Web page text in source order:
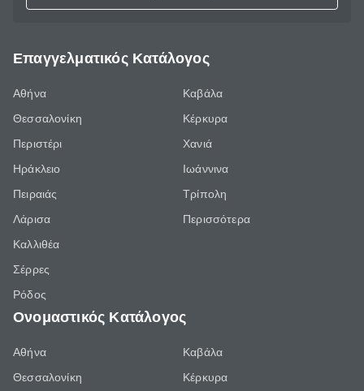
Επαγγελματικός Κατάλογος
Αθήνα
Θεσσαλονίκη
Περιστέρι
Ηράκλειο
Πειραιάς
Λάρισα
Καλλιθέα
Σέρρες
Ρόδος
Καβάλα
Κέρκυρα
Χανιά
Ιωάννινα
Τρίπολη
Περισσότερα
Ονομαστικός Κατάλογος
Αθήνα
Θεσσαλονίκη
Καβάλα
Κέρκυρα